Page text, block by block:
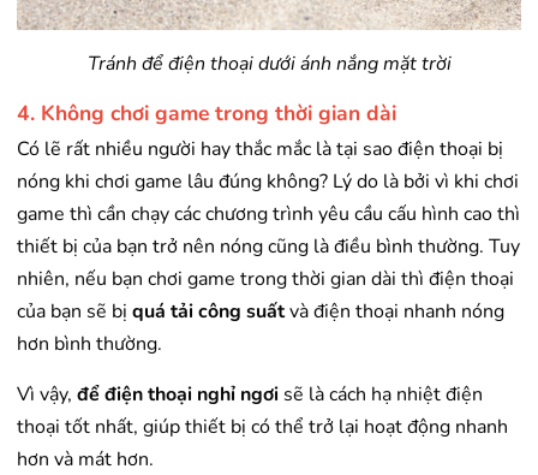
Tránh để điện thoại dưới ánh nắng mặt trời
4. Không chơi game trong thời gian dài
Có lẽ rất nhiều người hay thắc mắc là tại sao điện thoại bị
nóng khi chơi game lâu đúng không? Lý do là bởi vì khi chơi
game thì cần chạy các chương trình yêu cầu cấu hình cao thì
thiết bị của bạn trở nên nóng cũng là điều bình thường. Tuy
nhiên, nếu bạn chơi game trong thời gian dài thì điện thoại
của bạn sẽ bị quá tải công suấtvà điện thoại nhanh nóng
hơn bình thường.
Vì vậy, để điện thoại nghỉ ngơi sẽ là cách hạ nhiệt điện
thoại tốt nhất, giúp thiết bị có thể trở lại hoạt động nhanh
hơn và mát hơn.